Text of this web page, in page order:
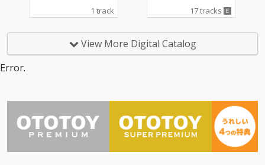
1 track 17 tracks
View More Digital Catalog
Error.